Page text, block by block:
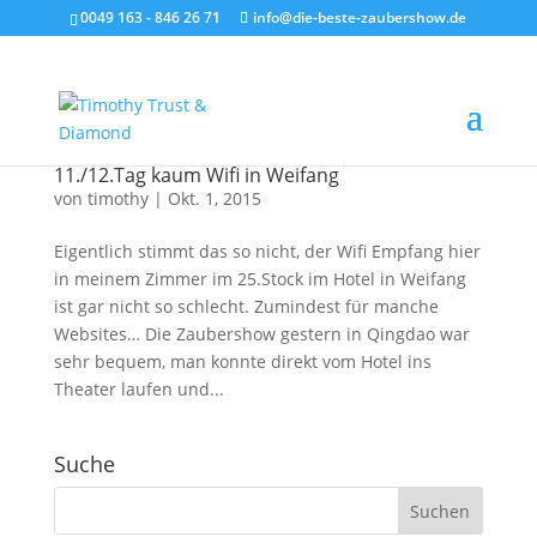
0049 163 - 846 26 71 info@die-beste-zaubershow.de
11./12.Tag kaum Wifi in Weifang
von timothy| Okt. 1, 2015
Eigentlich stimmt das so nicht, der Wifi Empfang hier
in meinem Zimmer im 25.Stock im Hotel in Weifang
ist gar nicht so schlecht. Zumindest für manche
Websites… Die Zaubershow gestern in Qingdao war
sehr bequem, man konnte direkt vom Hotel ins
Theater laufen und...
Suche